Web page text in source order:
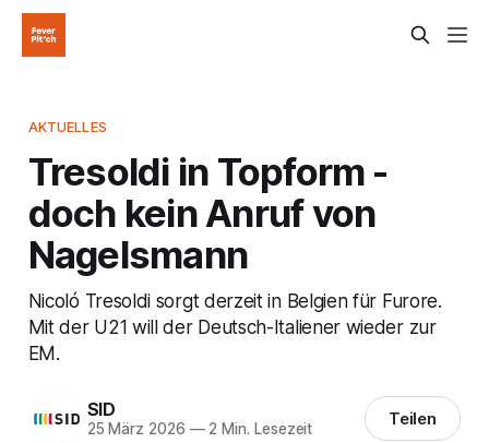
AKTUELLES
Tresoldi in Topform -
doch kein Anruf von
Nagelsmann
Nicoló Tresoldi sorgt derzeit in Belgien für Furore.
Mit der U21 will der Deutsch-Italiener wieder zur
EM.
SID
25 März 2026 —2 Min. Lesezeit Teilen